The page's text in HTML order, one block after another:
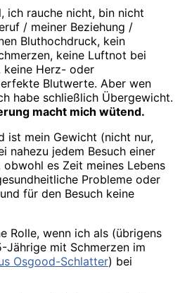
ich rauche nicht, bin nicht
/ meiner Beziehung /
Bluthochdruck, kein
keine Luftnot bei
keine Herz- oder
Blutwerte. Aber wen
habe schließlich Übergewicht.
macht mich wütend.
ist mein Gewicht (nicht nur,
nahezu jedem Besuch einer
es Zeit meines Lebens
Probleme oder
für den Besuch keine
Rolle, wenn ich als (übrigens
Jährige mit Schmerzen im
Osgood-Schlatter) bei